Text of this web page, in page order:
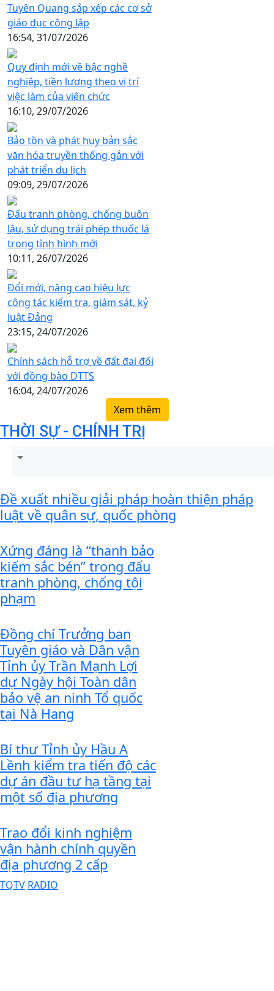
Tuyên Quang sắp xếp các cơ sở
giáo dục công lập
16:54, 31/07/2026
Quy định mới về bậc nghề
nghiệp, tiền lương theo vị trí
việc làm của viên chức
16:10, 29/07/2026
Bảo tồn và phát huy bản sắc
văn hóa truyền thống gắn với
phát triển du lịch
09:09, 29/07/2026
Đấu tranh phòng, chống buôn
lậu, sử dụng trái phép thuốc lá
trong tình hình mới
10:11, 26/07/2026
Đổi mới, nâng cao hiệu lực
công tác kiểm tra, giám sát, kỷ
luật Đảng
23:15, 24/07/2026
Chính sách hỗ trợ về đất đai đối
với đồng bào DTTS
16:04, 24/07/2026
Xem thêm
THỜI SỰ - CHÍNH TRỊ
Đề xuất nhiều giải pháp hoàn thiện pháp
luật về quân sự, quốc phòng
Xứng đáng là “thanh bảo
kiếm sắc bén” trong đấu
tranh phòng, chống tội
phạm
Đồng chí Trưởng ban
Tuyên giáo và Dân vận
Tỉnh ủy Trần Mạnh Lợi
dự Ngày hội Toàn dân
bảo vệ an ninh Tổ quốc
tại Nà Hang
Bí thư Tỉnh ủy Hầu A
Lềnh kiểm tra tiến độ các
dự án đầu tư hạ tầng tại
một số địa phương
Trao đổi kinh nghiệm
vận hành chính quyền
địa phương 2 cấp
TQTV RADIO